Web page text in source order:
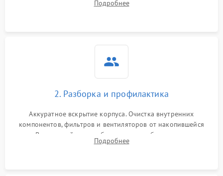
системы охлаждения по уровню шума вентиляторов.
Подробнее
2. Разборка и профилактика
Аккуратное вскрытие корпуса. Очистка внутренних
компонентов, фильтров и вентиляторов от накопившейся
пыли. Визуальный осмотр блока питания, балласта лампы и
материнской платы на наличие прогаров или вздутых
Подробнее